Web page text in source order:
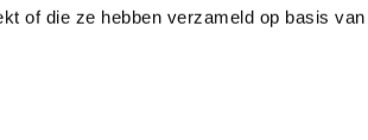
of die ze hebben verzameld op basis van
YoutubeInstagram